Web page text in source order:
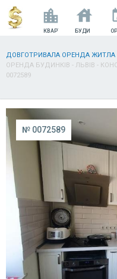
КВАРТИРИ БУДИНКИ
ДОВГОТРИВАЛА ОРЕНДА ЖИТЛА
ОРЕНДА БУДИНКІВ - ЛЬВІВ -
0072589
№ 0072589